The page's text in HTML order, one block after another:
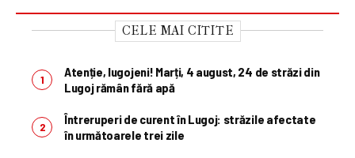
CELE MAI CITITE
Atenție, lugojeni! Marți, 4 august, 24 de străzi din
Lugoj rămân fără apă
Întreruperi de curent în Lugoj: străzile afectate
în următoarele trei zile